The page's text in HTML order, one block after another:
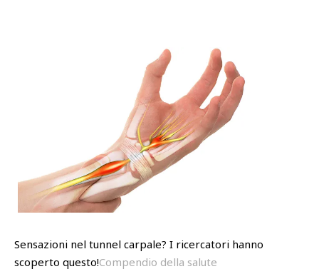
Sensazioni nel tunnel carpale? I ricercatori hanno
scoperto questo!Compendio della salute